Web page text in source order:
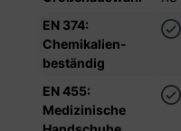
EN 374:
Chemikalien­
beständig
EN 455:
Medizinische